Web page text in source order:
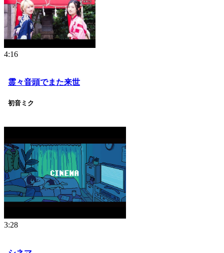
4:16
霊々音頭でまた来世
初音ミク
3:28